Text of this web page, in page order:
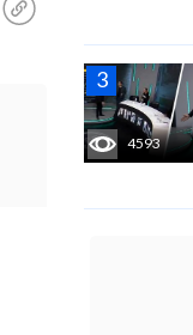
4593